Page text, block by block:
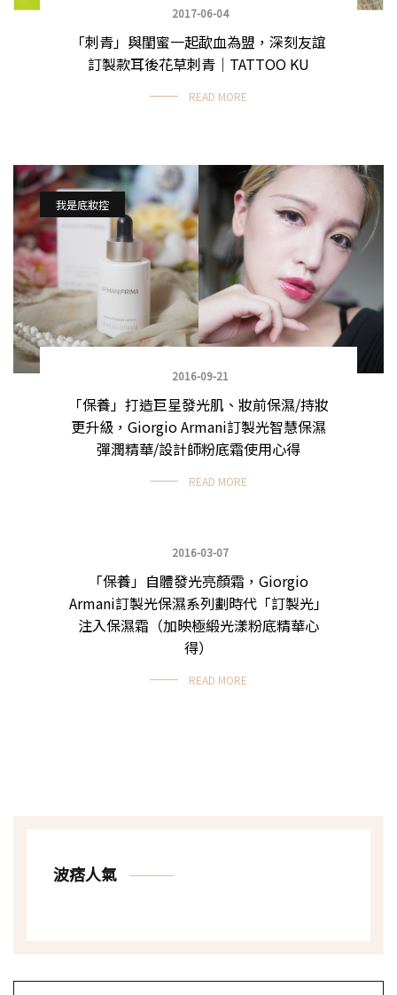
2017-06-04
「刺青」與閨蜜一起歃血為盟，深刻友誼
訂製款耳後花草刺青｜TATTOO KU
READ MORE
我是底妝控
2016-09-21
「保養」打造巨星發光肌、妝前保濕/持妝
更升級，Giorgio Armani訂製光智慧保濕
彈潤精華/設計師粉底霜使用心得
READ MORE
我是底妝控
2016-03-07
「保養」自體發光亮顏霜，Giorgio
Armani訂製光保濕系列劃時代「訂製光」
注入保濕霜（加映極緞光漾粉底精華心
得）
READ MORE
波痞人氣